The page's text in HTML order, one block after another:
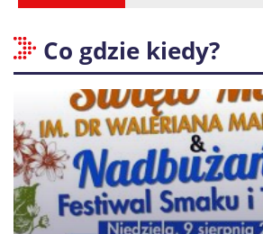
Co gdzie kiedy?